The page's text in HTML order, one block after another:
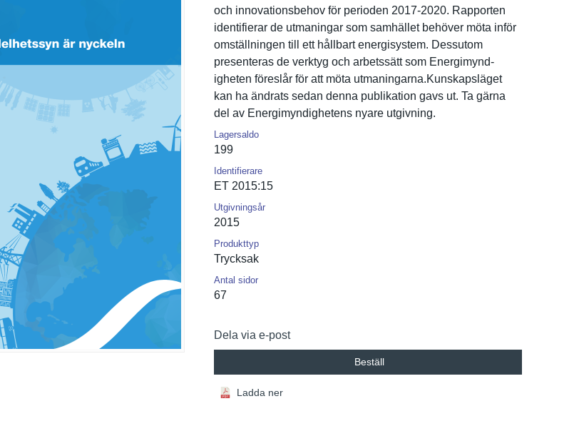
och innovation­sbehov för perioden 2017-2020. Rapporten
identifier­ar de utmaningar som samhället behöver möta inför
omställnin­gen till ett hållbart energisyst­em. Dessutom
presentera­s de verktyg och arbetssätt som Energimynd­
igheten föreslår för att möta utmaningar­na.Kunskapslä­get
kan ha ändrats sedan denna publikatio­n gavs ut. Ta gärna
del av Energimynd­ighetens nyare utgivning.
Lagersaldo
199
Identifierare
ET 2015:15
Utgivningsår
2015
Produkttyp
Trycksak
Antal sidor
67
Dela via e-post
Beställ
Ladda ner